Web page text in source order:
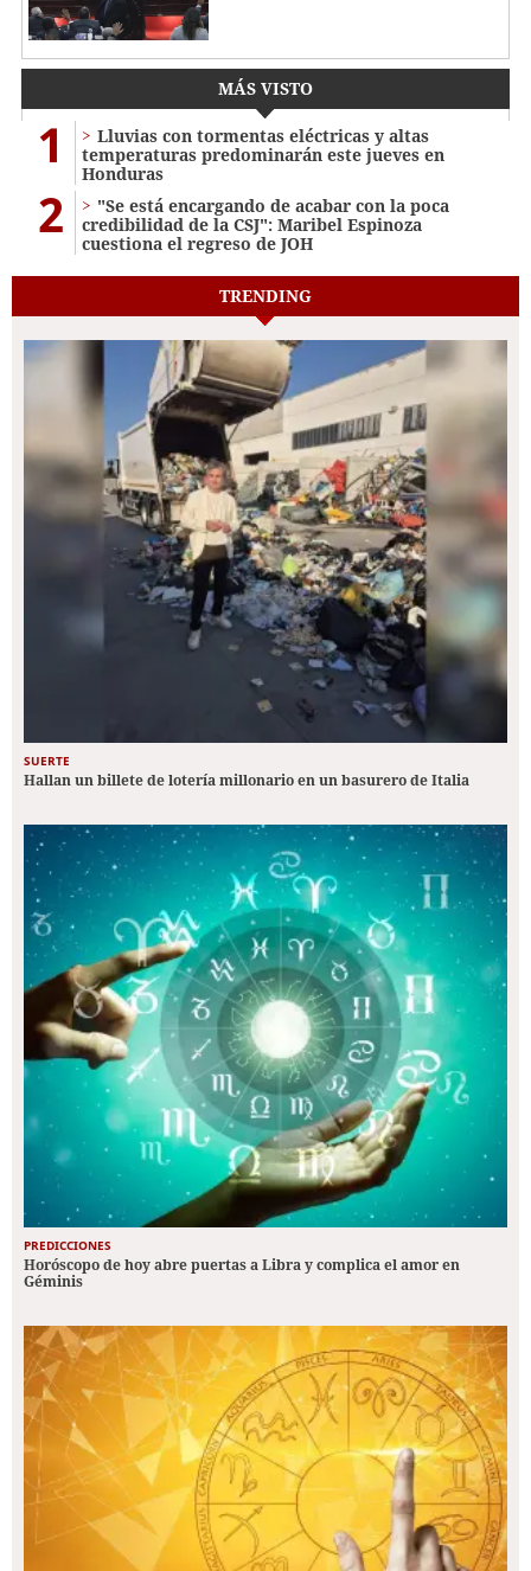
MÁS VISTO
1
Lluvias con tormentas eléctricas y altas
temperaturas predominarán este jueves en
Honduras
2
"Se está encargando de acabar con la poca
credibilidad de la CSJ": Maribel Espinoza
cuestiona el regreso de JOH
TRENDING
SUERTE
Hallan un billete de lotería millonario en un basurero de Italia
PREDICCIONES
Horóscopo de hoy abre puertas a Libra y complica el amor en
Géminis